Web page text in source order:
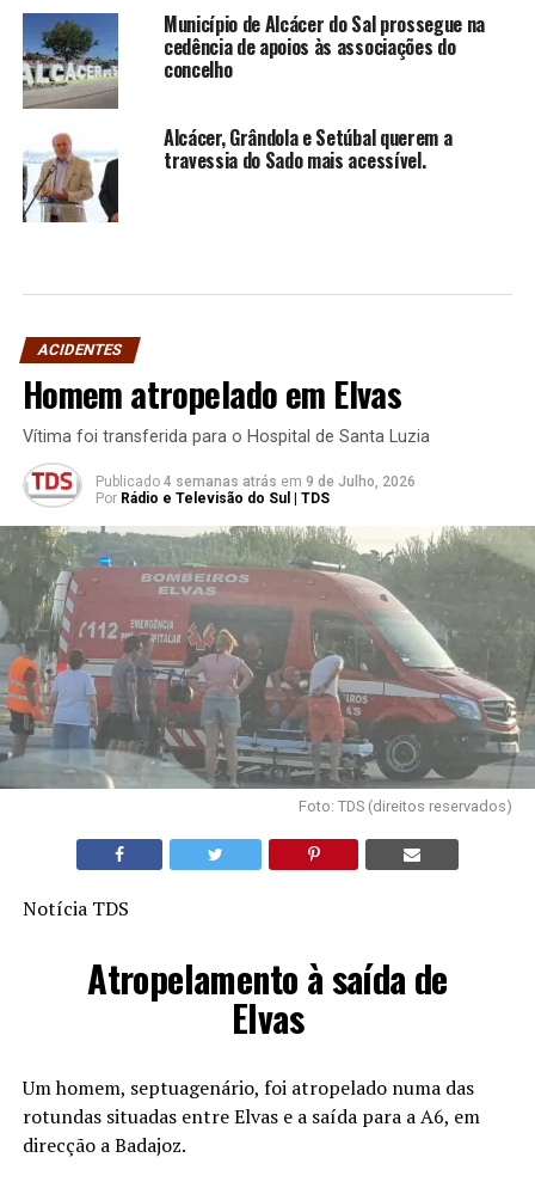
Município de Alcácer do Sal prossegue na
cedência de apoios às associações do
concelho
Alcácer, Grândola e Setúbal querem a
travessia do Sado mais acessível.
ACIDENTES
Homem atropelado em Elvas
Vítima foi transferida para o Hospital de Santa Luzia
Publicado 4 semanas atrás em 9 de Julho, 2026
Por Rádio e Televisão do Sul | TDS
Foto: TDS (direitos reservados)
Notícia TDS
Atropelamento à saída de
Elvas
Um homem, septuagenário, foi atropelado numa das
rotundas situadas entre Elvas e a saída para a A6, em
direcção a Badajoz.